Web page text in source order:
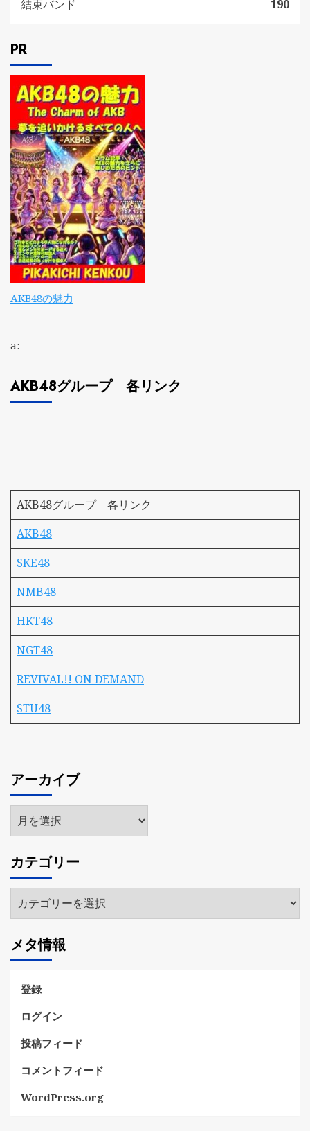
結束バンド 190
PR
AKB48の魅力
a:
AKB48グループ 各リンク
AKB48グループ 各リンク
AKB48
SKE48
NMB48
HKT48
NGT48
REVIVAL!! ON DEMAND
STU48
アーカイブ
ア
ー
イ
ブ
カテゴリー
テ
リ
ー
メタ情報
登録
ログイン
投稿フィード
コメントフィード
WordPress.org